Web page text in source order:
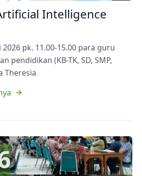
Intelligence
2026 pk. 11.00-15.00 para guru
pendidikan (KB-TK, SD, SMP,
Theresia